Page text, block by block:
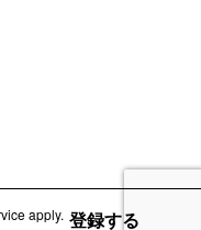
BYDで
が"わざ 登録する
apply.